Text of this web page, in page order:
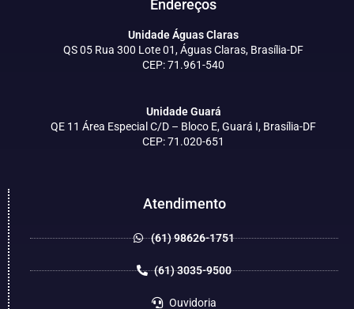
Endereços
Unidade Águas Claras
QS 05 Rua 300 Lote 01, Águas Claras, Brasília-DF
CEP: 71.961-540
Unidade Guará
QE 11 Área Especial C/D – Bloco E, Guará I, Brasília-DF
CEP: 71.020-651
Atendimento
(61) 98626-1751
(61) 3035-9500
Ouvidoria